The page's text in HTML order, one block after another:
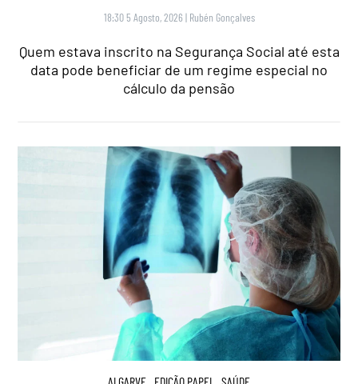
18:30 5 Agosto, 2026 | Rubén Gonçalves
Quem estava inscrito na Segurança Social até esta
data pode beneficiar de um regime especial no
cálculo da pensão